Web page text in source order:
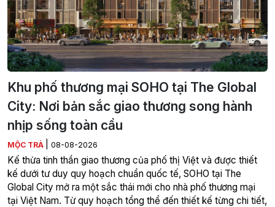
Khu phố thương mại SOHO tại The Global
City: Nơi bản sắc giao thương song hành
nhịp sống toàn cầu
MỘC TRÀ 08-08-2026
Kế thừa tinh thần giao thương của phố thị Việt và được thiết
kế dưới tư duy quy hoạch chuẩn quốc tế, SOHO tại The
Global City mở ra một sắc thái mới cho nhà phố thương mại
tại Việt Nam. Từ quy hoạch tổng thể đến thiết kế từng chi tiết,